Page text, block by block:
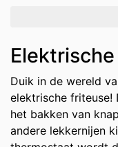
Duik in de wereld
elektrische friteuse!
het bakken van
andere lekkernijen